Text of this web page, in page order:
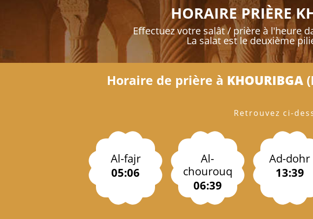
HORAIRE PRIÈRE
Effectuez votre salât / prière à l'heure
La salat est le deuxième
Horaire de prière à KHOURIBGA
Retrouvez ci-
Al-fajr
05:06
Al-
chourouq
06:39
Ad-dohr
13:39